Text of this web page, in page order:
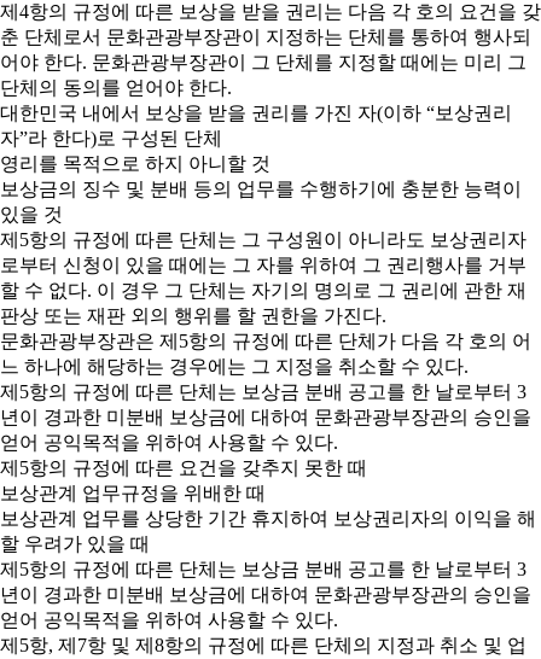
제4항의 규정에 따른 보상을 받을 권리는 다음 각 호의 요건을 갖
춘 단체로서 문화관광부장관이 지정하는 단체를 통하여 행사되
어야 한다. 문화관광부장관이 그 단체를 지정할 때에는 미리 그
단체의 동의를 얻어야 한다.
대한민국 내에서 보상을 받을 권리를 가진 자(이하 “보상권리
자”라 한다)로 구성된 단체
영리를 목적으로 하지 아니할 것
보상금의 징수 및 분배 등의 업무를 수행하기에 충분한 능력이
있을 것
제5항의 규정에 따른 단체는 그 구성원이 아니라도 보상권리자
로부터 신청이 있을 때에는 그 자를 위하여 그 권리행사를 거부
할 수 없다. 이 경우 그 단체는 자기의 명의로 그 권리에 관한 재
판상 또는 재판 외의 행위를 할 권한을 가진다.
문화관광부장관은 제5항의 규정에 따른 단체가 다음 각 호의 어
느 하나에 해당하는 경우에는 그 지정을 취소할 수 있다.
제5항의 규정에 따른 단체는 보상금 분배 공고를 한 날로부터 3
년이 경과한 미분배 보상금에 대하여 문화관광부장관의 승인을
얻어 공익목적을 위하여 사용할 수 있다.
제5항의 규정에 따른 요건을 갖추지 못한 때
보상관계 업무규정을 위배한 때
보상관계 업무를 상당한 기간 휴지하여 보상권리자의 이익을 해
할 우려가 있을 때
제5항의 규정에 따른 단체는 보상금 분배 공고를 한 날로부터 3
년이 경과한 미분배 보상금에 대하여 문화관광부장관의 승인을
얻어 공익목적을 위하여 사용할 수 있다.
제5항, 제7항 및 제8항의 규정에 따른 단체의 지정과 취소 및 업